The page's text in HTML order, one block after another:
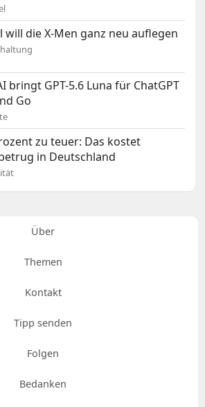
will die X-Men ganz neu auflegen
bringt GPT-5.6 Luna für ChatGPT
Go
zu teuer: Das kostet
in Deutschland
Über
Themen
Kontakt
Tipp senden
Folgen
Bedanken